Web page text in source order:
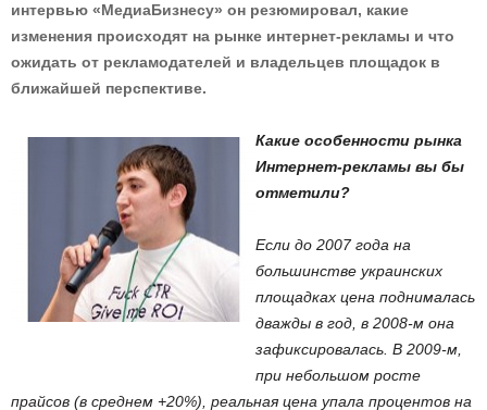
интервью «МедиаБизнесу» он резюмировал, какие
изменения происходят на рынке интернет-рекламы и что
ожидать от рекламодателей и владельцев площадок в
ближайшей перспективе.
Какие особенности рынка
Интернет-рекламы вы бы
отметили?
Если до 2007 года на
большинстве украинских
площадках цена поднималась
дважды в год, в 2008-м она
зафиксировалась. В 2009-м,
при небольшом росте
прайсов (в среднем +20%), реальная цена упала процентов на